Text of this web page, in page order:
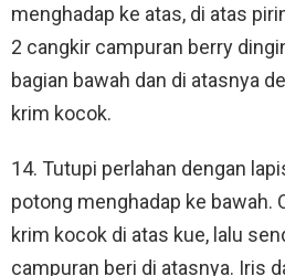
menghadap ke atas, di atas
2 cangkir campuran berry
bagian bawah dan di atasnya
krim kocok.
14. Tutupi perlahan dengan
potong menghadap ke bawah.
krim kocok di atas kue, lalu
campuran beri di atasnya. Iris